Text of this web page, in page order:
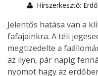
Hírszerkesztő:
Jelentős hatása van a
fafajainkra. A téli
megtizedelte a
az ilyen, pár napig
nyomot hagy az